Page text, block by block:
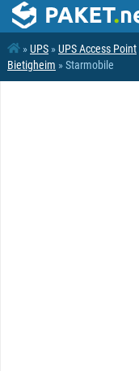
»UPS »UPS Access Point
Bietigheim » Starmobile